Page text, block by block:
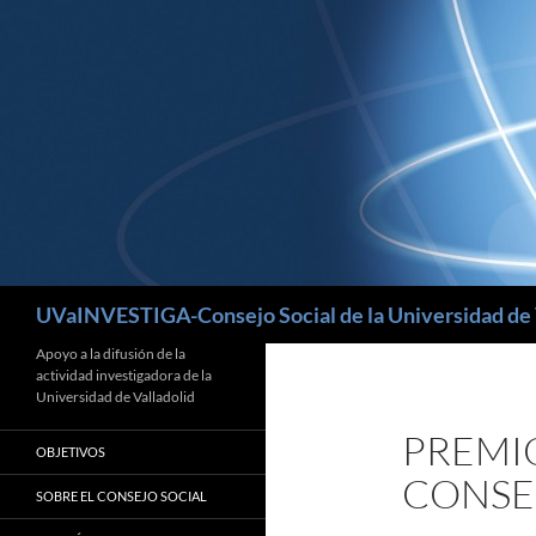
UVaINVESTIGA-Consejo Social de la Universidad
Apoyo a la difusión de la
actividad investigadora de la
Universidad de Valladolid
OBJETIVOS
SOBRE EL CONSEJO SOCIAL